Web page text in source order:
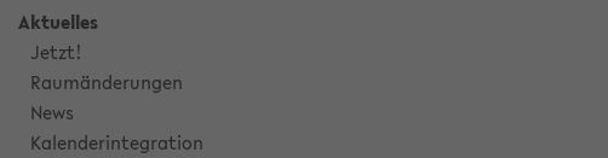
Aktuelles
Jetzt!
Raumänderungen
News
Kalenderintegration